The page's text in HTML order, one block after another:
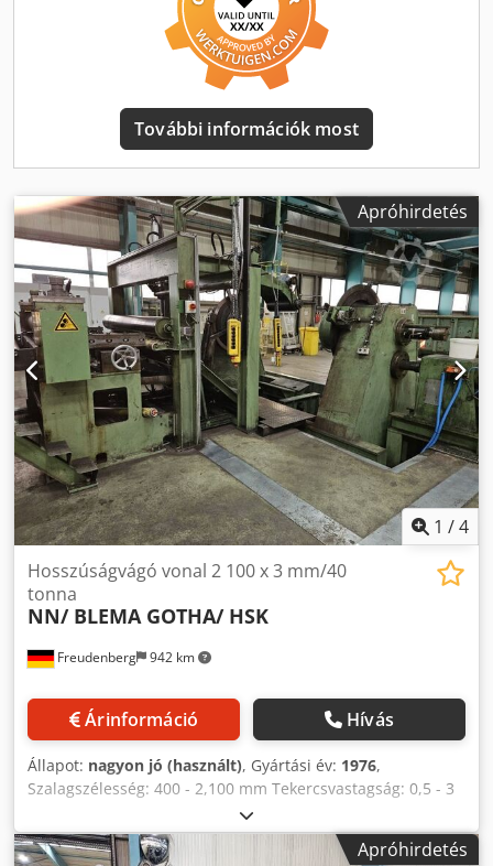
További információk most
Apróhirdetés
1 /4
Freudenberg 942 km
Hosszúságvágó vonal 2 100 x 3 mm/40
tonna
NN/ BLEMA GOTHA/ HSK
Árinformáció Hívás
Állapot: nagyon jó (használt), Gyártási év: 1976,
Szalagszélesség: 400 - 2,100 mm Tekercsvastagság: 0,5 - 3
mm Tekercs súlya: 40 tonna Tekercs ID: 508/610 mm
Dkodpfsqw Aacox Acfjr
Apróhirdetés